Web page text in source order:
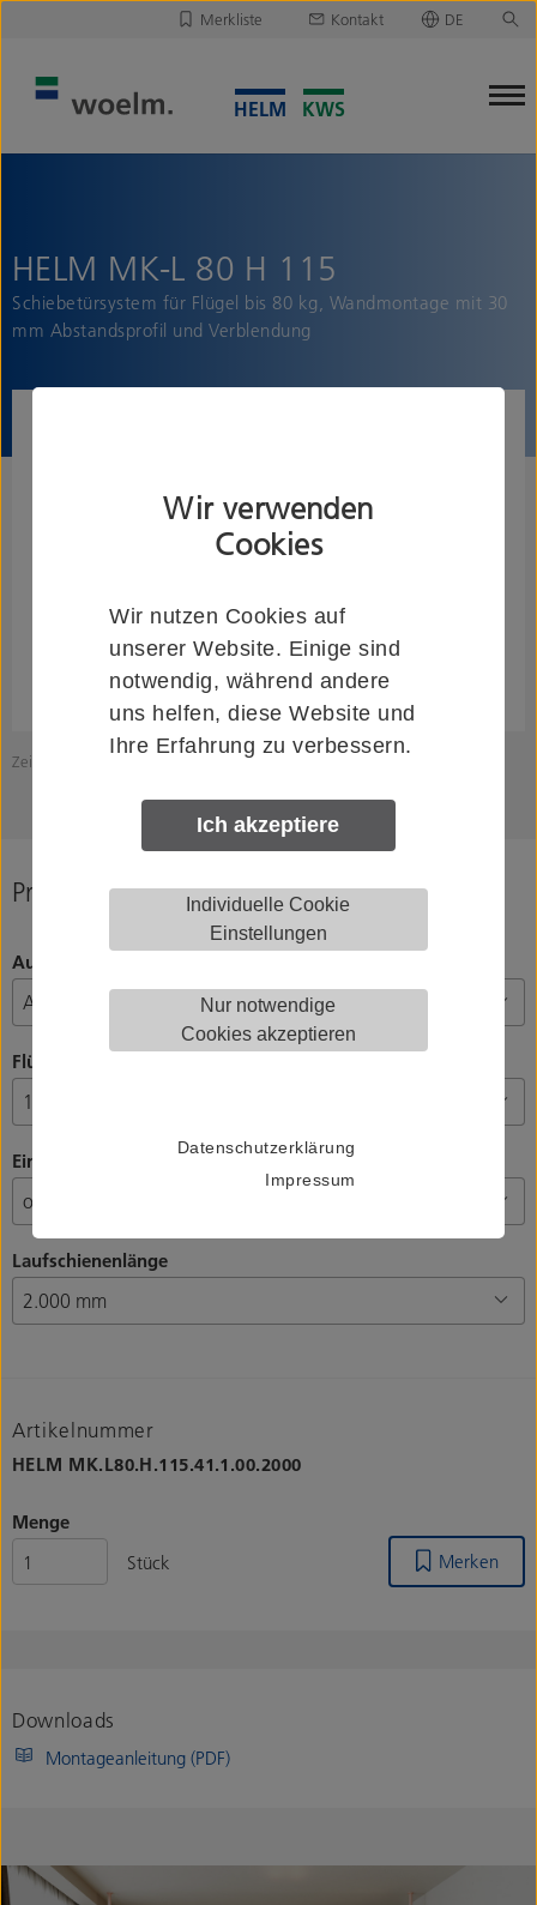
Wir verwenden
Cookies
Wir nutzen Cookies auf
unserer Website. Einige sind
notwendig, während andere
uns helfen, diese Website und
Ihre Erfahrung zu verbessern.
Ich akzeptiere
Individuelle Cookie
Einstellungen
Nur notwendige
Cookies akzeptieren
Datenschutzerklärung
Impressum
Merkliste Kontakt DE
HELM MK-L 80 H 115
Schiebetürsystem für Flügel bis 80 kg, Wandmontage mit 30
mm Abstandsprofil und Verblendung
Zeichnung zeigt HELM MK.L80.H.115..
Produkt konfigurieren
Ausführung
Flügelanzahl
Einzugsdämpfung
Laufschienenlänge
Artikelnummer
HELM MK.L80.H.115.41.1.00.2000
Menge
Stück
Merken
Downloads
Montageanleitung (PDF)